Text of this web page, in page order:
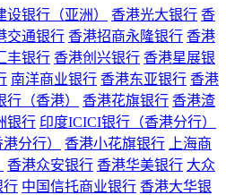
设银行（亚洲） 香港光大银行 香
交通银行 香港招商永隆银行 香港
丰银行 香港创兴银行 香港星展银
南洋商业银行 香港东亚银行 香港
行（香港） 香港花旗银行 香港渣
银行 印度ICICI银行（香港分行）
分行）
香港小花旗银行
上海商
香港众安银行 香港华美银行 大众
行 中国信托商业银行 香港大华银